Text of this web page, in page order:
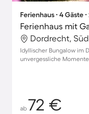
Ferienhaus ∙ 4 Gäste
Ferienhaus mit
Dordrecht,
Idyllischer Bungalow im
unvergessliche
ab 72 €